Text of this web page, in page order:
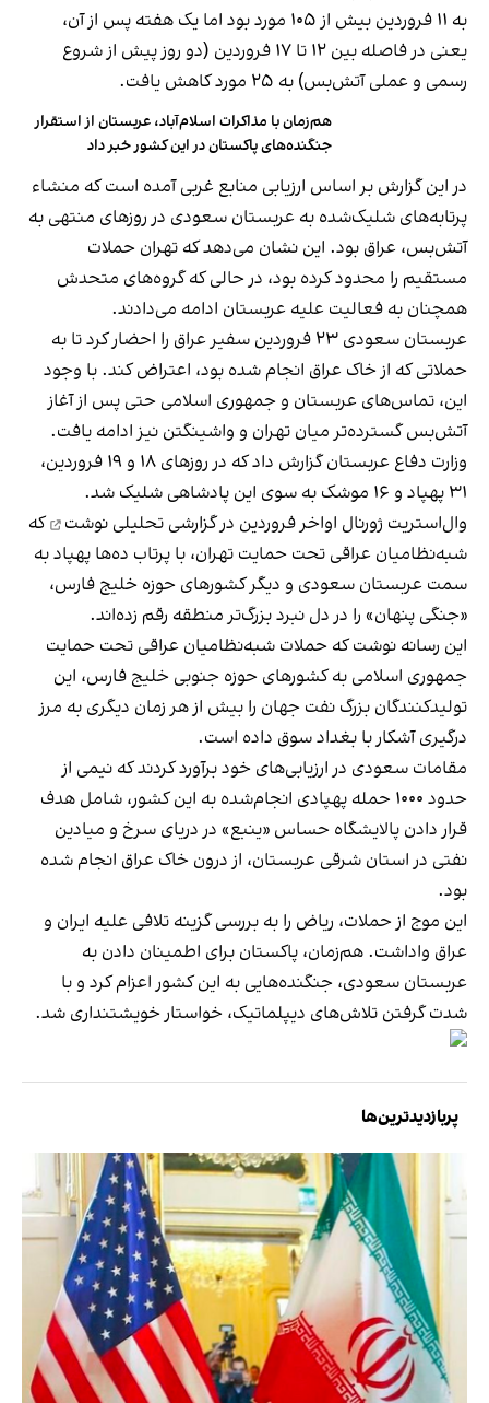
به ۱۱ فروردین بیش از ۱۰۵ مورد بود اما یک هفته پس از آن،
یعنی در فاصله بین ۱۲ تا ۱۷ فروردین (دو روز پیش از شروع
رسمی و عملی آتش‌بس) به ۲۵ مورد کاهش یافت.
هم‌زمان با مذاکرات اسلام‌آباد، عربستان از استقرار
جنگنده‌های پاکستان در این کشور خبر داد
در این گزارش بر اساس ارزیابی منابع غربی آمده است که منشاء
پرتابه‌های شلیک‌شده به عربستان سعودی در روزهای منتهی به
آتش‌بس، عراق بود. این نشان می‌دهد که تهران حملات
مستقیم را محدود کرده بود، در حالی که گروه‌های متحدش
همچنان به فعالیت علیه عربستان ادامه می‌دادند.
عربستان سعودی ۲۳ فروردین سفیر عراق را احضار کرد تا به
حملاتی که از خاک عراق انجام شده بود، اعتراض کند. با وجود
این، تماس‌های عربستان و جمهوری اسلامی حتی پس از آغاز
آتش‌بس گسترده‌تر میان تهران و واشینگتن نیز ادامه یافت.
وزارت دفاع عربستان گزارش داد که در روزهای ۱۸ و ۱۹ فروردین،
۳۱ پهپاد و ۱۶ موشک به سوی این پادشاهی شلیک شد.
وال‌استریت‌ ژورنال اواخر فروردین در گزارشی تحلیلی نوشت
که
شبه‌نظامیان عراقی تحت حمایت تهران، با پرتاب ده‌ها پهپاد به
سمت عربستان سعودی و دیگر کشورهای حوزه خلیج فارس،
«جنگی پنهان» را در دل نبرد بزرگ‌تر منطقه رقم زده‌اند.
این رسانه نوشت که حملات شبه‌نظامیان عراقی تحت حمایت
جمهوری اسلامی به کشورهای حوزه جنوبی خلیج فارس، این
تولیدکنندگان بزرگ نفت جهان را بیش از هر زمان دیگری به مرز
درگیری آشکار با بغداد سوق داده است.
مقامات سعودی در ارزیابی‌های خود برآورد کردند که نیمی از
حدود ۱۰۰۰ حمله پهپادی انجام‌شده به این کشور، شامل هدف
قرار دادن پالایشگاه حساس «ینبع» در دریای سرخ و میادین
نفتی در استان شرقی عربستان، از درون خاک عراق انجام شده
بود.
این موج از حملات، ریاض را به بررسی گزینه تلافی علیه ایران و
عراق واداشت. هم‌زمان، پاکستان برای اطمینان دادن به
عربستان سعودی، جنگنده‌هایی به این کشور اعزام کرد و با
شدت گرفتن تلاش‌های دیپلماتیک، خواستار خویشتنداری شد.
پربازدیدترین‌ها